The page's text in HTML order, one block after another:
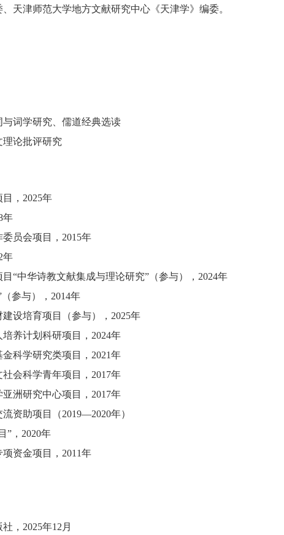
天津师范大学地方文献研究中心《天津学》编委。
与词学研究
儒道经典选读
论批评研究
， 2025年
年
员会项目， 2015年
年
“中华诗教文献集成与理论研究”（参与），2024年
（参与） ， 2014年
设培育项目（参与）， 2025年
养计划科研项目， 2024年
科学研究类项目， 2021年
会科学青年项目， 2017年
洲研究中心项目， 2017年
资助项目（2019—2020年）
” ， 2020年
资金项目， 2011年
，2025年12月